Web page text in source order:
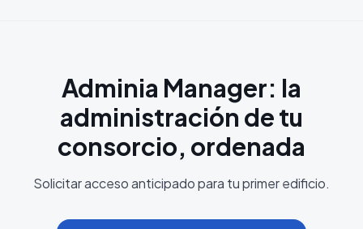
Adminia Manager: la
administración de tu
consorcio, ordenada
Solicitar acceso anticipado para tu primer edificio.